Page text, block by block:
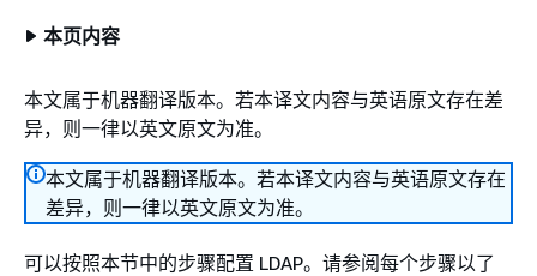
本页内容
本文属于机器翻译版本。若本译文内容与英语原文存在差
异，则一律以英文原文为准。
本文属于机器翻译版本。若本译文内容与英语原文存在
差异，则一律以英文原文为准。
可以按照本节中的步骤配置 LDAP。请参阅每个步骤以了